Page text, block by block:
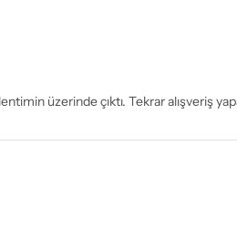
üzerinde çıktı. Tekrar alışveriş